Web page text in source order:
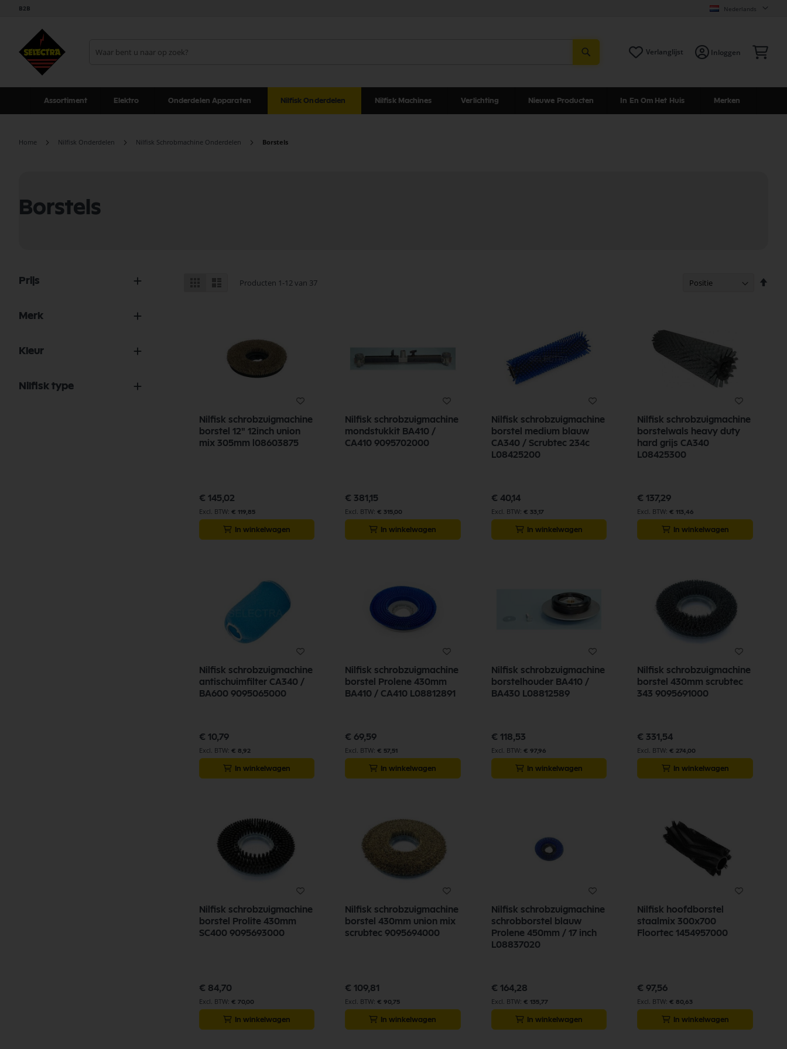
B2B Nederlands
Verlanglijst Inloggen
Assortiment Elektro Onderdelen Apparaten Nilfisk Onderdelen Nilfisk Machines Verlichting Nieuwe Producten In En Om Het Huis Merken
Home Nilfisk Onderdelen Nilfisk Schrobmachine Onderdelen Borstels
Borstels
Producten 1 -12van 37
Nilfisk schrobzuigmachine
borstel 12" 12inch union
mix 305mm l08603875
€ 145,02
€ 119,85
In winkelwagen
Nilfisk schrobzuigmachine
mondstukkit BA410 /
CA410 9095702000
€ 381,15
€ 315,00
In winkelwagen
Nilfisk schrobzuigmachine
borstel medium blauw
CA340 / Scrubtec 234c
L08425200
€ 40,14
€ 33,17
In winkelwagen
Nilfisk schrobzuigmachine
borstelwals heavy duty
hard grijs CA340
L08425300
€ 137,29
€ 113,46
In winkelwagen
Nilfisk schrobzuigmachine
antischuimfilter CA340 /
BA600 9095065000
€ 10,79
€ 8,92
In winkelwagen
Nilfisk schrobzuigmachine
borstel Prolene 430mm
BA410 / CA410 L08812891
€ 69,59
€ 57,51
In winkelwagen
Nilfisk schrobzuigmachine
borstelhouder BA410 /
BA430 L08812589
€ 118,53
€ 97,96
In winkelwagen
Nilfisk schrobzuigmachine
borstel 430mm scrubtec
343 9095691000
€ 331,54
€ 274,00
In winkelwagen
Nilfisk schrobzuigmachine
borstel Prolite 430mm
SC400 9095693000
€ 84,70
€ 70,00
In winkelwagen
Nilfisk schrobzuigmachine
borstel 430mm union mix
scrubtec 9095694000
€ 109,81
€ 90,75
In winkelwagen
Nilfisk schrobzuigmachine
schrobborstel blauw
Prolene 450mm / 17 inch
L08837020
€ 164,28
€ 135,77
In winkelwagen
Nilfisk hoofdborstel
staalmix 300x700
Floortec 1454957000
€ 97,56
€ 80,63
In winkelwagen
Prijs
Merk
Kleur
Nilfisk type